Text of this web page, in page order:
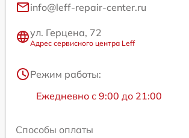
info@leff-repair-center.ru
ул. Герцена, 72
Адрес сервисного центра Leff
Режим работы:
Ежедневно с 9:00 до 21:00
Способы оплаты